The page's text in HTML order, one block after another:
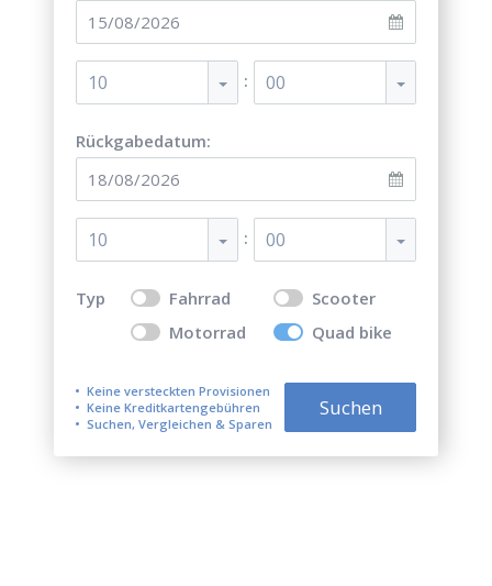
10 : 00
Rückgabedatum:
10 : 00
Typ Fahrrad
Scooter
Motorrad
Quad bike
Keine versteckten Provisionen
Keine Kreditkartengebühren
Suchen, Vergleichen & Sparen
Suchen